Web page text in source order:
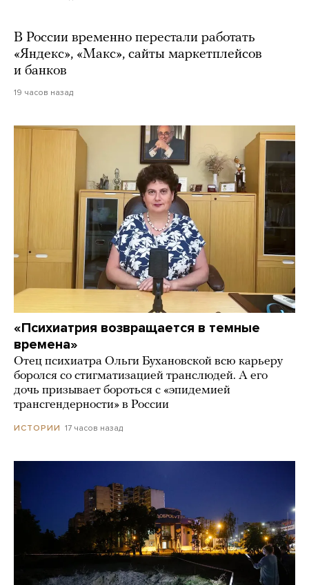
В России временно перестали работать
«Яндекс», «Макс», сайты маркетплейсов
и банков
19 часов назад
«Психиатрия возвращается в темные
времена»
Отец психиатра Ольги Бухановской всю карьеру
боролся со стигматизацией транслюдей. А его
дочь призывает бороться с «эпидемией
трансгендерности» в России
ИСТОРИИ 17 часов назад